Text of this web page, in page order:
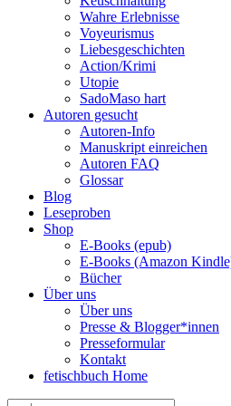
Wahre Erlebnisse
Voyeurismus
Liebesgeschichten
Action/Krimi
Utopie
SadoMaso hart
Autoren gesucht
Autoren-Info
Manuskript einreichen
Autoren FAQ
Glossar
Blog
Leseproben
Shop
E-Books (epub)
E-Books (Amazon
Bücher
Über uns
Über uns
Presse & Blogger*innen
Presseformular
Kontakt
fetischbuch Home